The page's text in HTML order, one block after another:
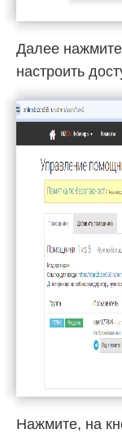
Далее
настроить
Нажмите, на